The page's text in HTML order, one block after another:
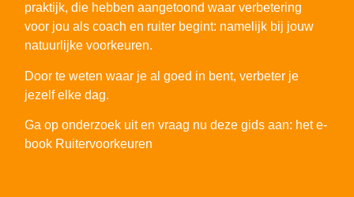
praktijk, die hebben aangetoond waar verbetering
voor jou als coach en ruiter begint: namelijk bij jouw
natuurlijke voorkeuren.
Door te weten waar je al goed in bent, verbeter je
jezelf elke dag.
Ga op onderzoek uit en vraag nu deze gids aan: het e-
book Ruitervoorkeuren